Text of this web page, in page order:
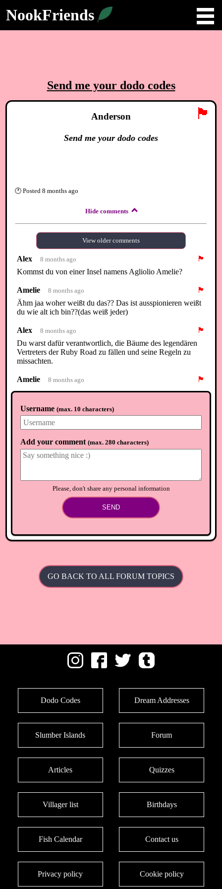
NookFriends
Send me your dodo codes
🏴
Anderson
Send me your dodo codes
🕐 Posted 8 months ago
Hide comments
View older comments
Alex 8 months ago
🏴
Kommst du von einer Insel namens Agliolio Amelie?
Amelie 8 months ago
🏴
Ähm jaa woher weißt du das?? Das ist ausspionieren weißt
du wie alt ich bin??(das weiß jeder)
Alex 8 months ago
🏴
Du warst dafür verantwortlich, die Bäume des legendären
Vertreters der Ruby Road zu fällen und seine Regeln zu
missachten.
Amelie 8 months ago
🏴
Bist du der ,,Anwalt“ von ihm oder was???
Amelie 8 months ago
Eif so ein Baby Scheiß echt lass. Es doch Animal crossing
laufen darf was darf Mann eigentlich noch wahrscheinlich
garnichts Mann darf auf der Insel nur stehen bleiben
oder???
Load newer comments ⟲
Username (max. 10 characters)
Add your comment (max. 280 characters)
Please, don't share any personal information
SEND
GO BACK TO ALL FORUM TOPICS
Dodo Codes Dream Addresses
Slumber Islands Forum
Articles Quizzes
Villager list Birthdays
Fish Calendar Contact us
Privacy policy Cookie policy